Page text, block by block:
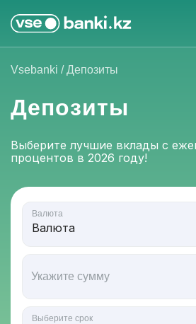
Vsebanki /Депозиты
Депозиты
Выберите лучшие вклады с
процентов в 2026 году!
Валюта
Укажите сумму
Выберите срок